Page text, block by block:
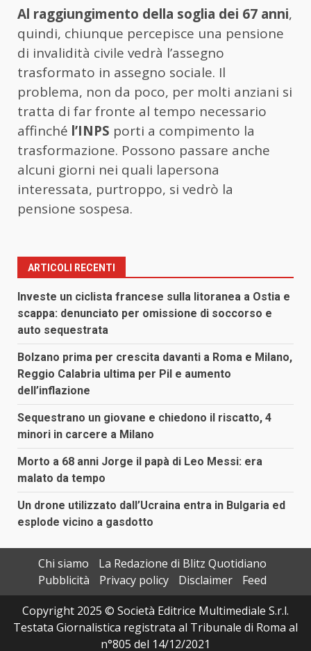
Al raggiungimento della soglia dei 67 anni,
quindi, chiunque percepisce una pensione
di invalidità civile vedrà l’assegno
trasformato in assegno sociale. Il
problema, non da poco, per molti anziani si
tratta di far fronte al tempo necessario
affinché l’INPS porti a compimento la
trasformazione. Possono passare anche
alcuni giorni nei quali lapersona
interessata, purtroppo, si vedrò la
pensione sospesa.
ARTICOLI RECENTI
Investe un ciclista francese sulla litoranea a Ostia e
scappa: denunciato per omissione di soccorso e
auto sequestrata
Bolzano prima per crescita davanti a Roma e Milano,
Reggio Calabria ultima per Pil e aumento
dell’inflazione
Sequestrano un giovane e chiedono il riscatto, 4
minori in carcere a Milano
Morto a 68 anni Jorge il papà di Leo Messi: era
malato da tempo
Un drone utilizzato dall’Ucraina entra in Bulgaria ed
esplode vicino a gasdotto
Chi siamo
La Redazione di Blitz Quotidiano
Pubblicità
Privacy policy Disclaimer
Feed
Copyright 2025 © Società Editrice Multimediale S.r.l.
Testata Giornalistica registrata al Tribunale di Roma al
n°805 del 14/12/2021